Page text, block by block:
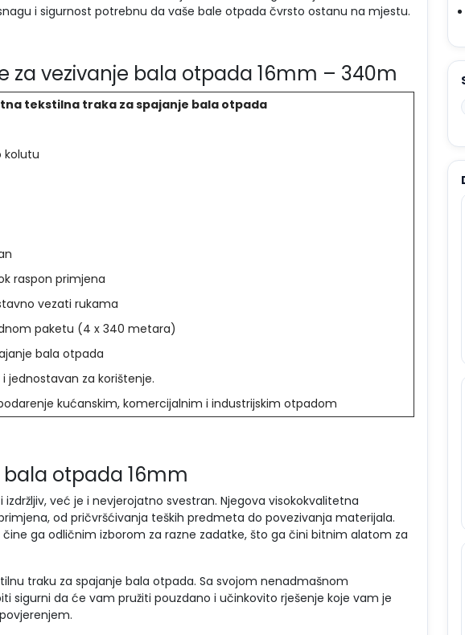
i sigurnost potrebnu da vaše bale otpada čvrsto ostanu na mjestu.
za vezivanje bala otpada 16mm – 340m
tekstilna traka za spajanje bala otpada
kolutu
raspon primjena
vezati rukama
paketu (4 x 340 metara)
bala otpada
i jednostavan za korištenje.
kućanskim, komercijalnim i industrijskim otpadom
bala otpada 16mm
već je i nevjerojatno svestran. Njegova visokokvalitetna
od pričvršćivanja teških predmeta do povezivanja materijala.
ga odličnim izborom za razne zadatke, što ga čini bitnim alatom za
traku za spajanje bala otpada. Sa svojom nenadmašnom
sigurni da će vam pružiti pouzdano i učinkovito rješenje koje vam je